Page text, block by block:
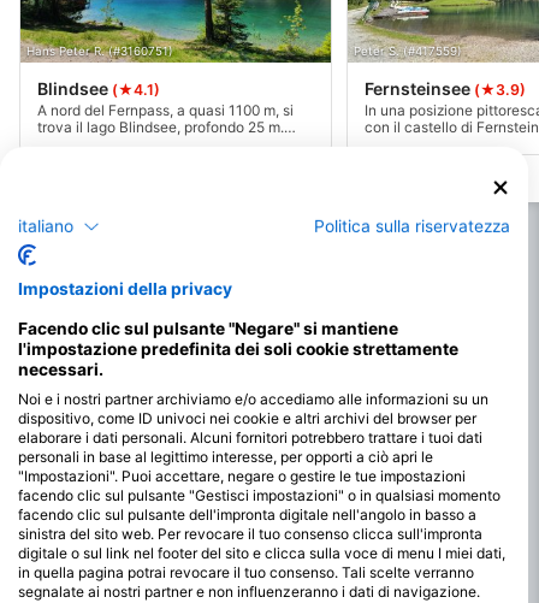
Hans Peter R. (#3160751)
Blindsee (★4.1)
A nord del Fernpass, a quasi 1100 m, si
trova il lago Blindsee, profondo 25 m.
scoprire.
Peter S. (#417559)
Fernsteinsee (★3.9)
In una posizione
con il castello di
incredibile! Ma anche
che si trova a quasi 1000
offrire: visibilità
che formano un
italiano Politica sulla riservatezza
Impostazioni della privacy
Facendo clic sul pulsante "Negare" si mantiene
l'impostazione predefinita dei soli cookie strettamente
necessari.
Noi e i nostri partner archiviamo e/o accediamo alle informazioni su un
dispositivo, come ID univoci nei cookie e altri archivi del browser per
elaborare i dati personali. Alcuni fornitori potrebbero trattare i tuoi dati
personali in base al legittimo interesse, per opporti a ciò apri le
"Impostazioni". Puoi accettare, negare o gestire le tue impostazioni
facendo clic sul pulsante "Gestisci impostazioni" o in qualsiasi momento
facendo clic sul pulsante dell'impronta digitale nell'angolo in basso a
sinistra del sito web. Per revocare il tuo consenso clicca sull'impronta
digitale o sul link nel footer del sito e clicca sulla voce di menu I miei dati,
in quella pagina potrai revocare il tuo consenso. Tali scelte verranno
segnalate ai nostri partner e non influenzeranno i dati di navigazione.